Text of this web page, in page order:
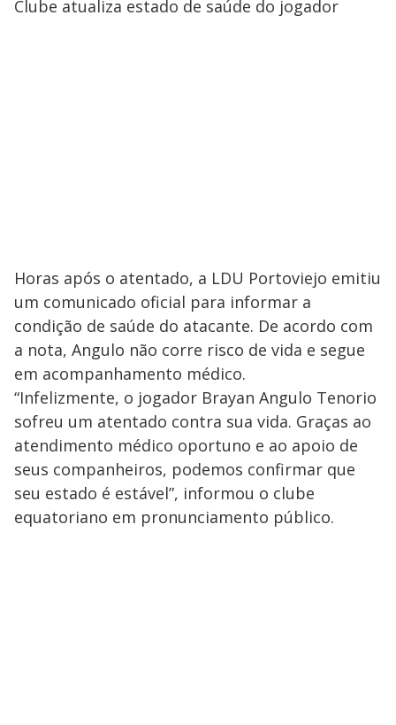
Clube atualiza estado de saúde do jogador
Horas após o atentado, a LDU Portoviejo emitiu
um comunicado oficial para informar a
condição de saúde do atacante. De acordo com
a nota, Angulo não corre risco de vida e segue
em acompanhamento médico.
“Infelizmente, o jogador Brayan Angulo Tenorio
sofreu um atentado contra sua vida. Graças ao
atendimento médico oportuno e ao apoio de
seus companheiros, podemos confirmar que
seu estado é estável”, informou o clube
equatoriano em pronunciamento público.